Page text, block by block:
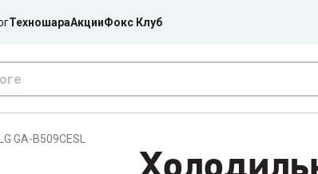
ТехношараАкцииФокс Клуб
GA-B509CESL